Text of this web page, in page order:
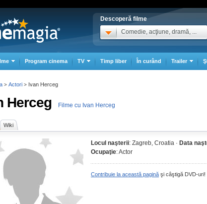
Descoperă filme
Comedie, acţiune, dramă, ...
Program cinema TV Timp liber În curând Trailer
Herceg Filme cu Ivan Herceg
Wiki
Locul naşterii: Zagreb, Croatia · Data
Ocupaţie: Actor
Contribuie la această pagină şi câştigă DVD-uri!
> Actori > Ivan Herceg